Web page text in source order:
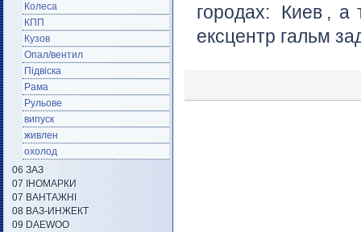
городах:
Киев , а
ексцентр гальм
Колеса
КПП
Кузов
Опал/вентил
Підвіска
Рама
Рульове
випуск
живлен
охолод
06 ЗАЗ
07 ІНОМАРКИ
07 ВАНТАЖНІ
08 ВАЗ-ИНЖЕКТ
09 DAEWOO